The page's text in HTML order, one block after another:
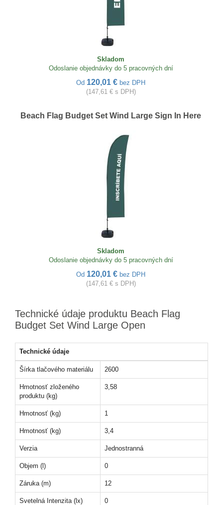
Skladom
Odoslanie objednávky do 5 pracovných dní
Od 120,01 € bez DPH
(147,61 € s DPH)
Beach Flag Budget Set Wind Large Sign In Here
Skladom
Odoslanie objednávky do 5 pracovných dní
Od 120,01 € bez DPH
(147,61 € s DPH)
Technické údaje produktu Beach Flag
Budget Set Wind Large Open
Technické údaje
Šírka tlačového materiálu 2600
Hmotnosť zloženého
produktu (kg)
3,58
Hmotnosť (kg) 1
Hmotnosť (kg) 3,4
Verzia Jednostranná
Objem (l) 0
Záruka (m) 12
Svetelná Intenzita (lx) 0